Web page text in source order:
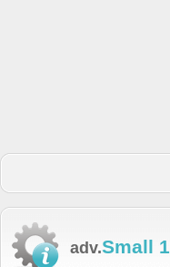
adv.Small 1